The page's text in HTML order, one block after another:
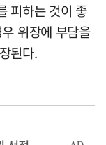
피하는 것이 좋
위장에 부담을
된다.